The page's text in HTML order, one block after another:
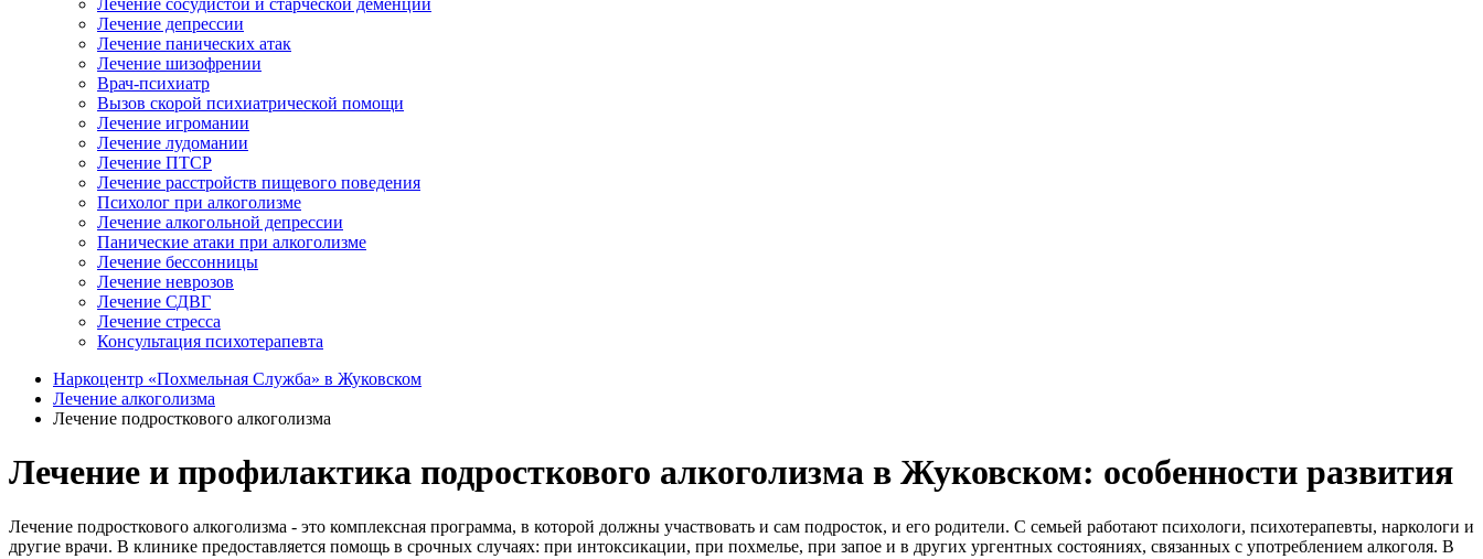
Лечение сосудистой и старческой деменции
Лечение депрессии
Лечение панических атак
Лечение шизофрении
Врач-психиатр
Вызов скорой психиатрической помощи
Лечение игромании
Лечение лудомании
Лечение ПТСР
Лечение расстройств пищевого поведения
Психолог при алкоголизме
Лечение алкогольной депрессии
Панические атаки при алкоголизме
Лечение бессонницы
Лечение неврозов
Лечение СДВГ
Лечение стресса
Консультация психотерапевта
Наркоцентр «Похмельная Служба» в Жуковском
Лечение алкоголизма
Лечение подросткового алкоголизма
Лечение и профилактика подросткового алкоголизма в Жуковском: особенности развития
Лечение подросткового алкоголизма - это комплексная программа, в которой должны участвовать и сам подросток, и его родители. С семьей работают психологи, психотерапевты, наркологи и
другие врачи. В клинике предоставляется помощь в срочных случаях: при интоксикации, при похмелье, при запое и в других ургентных состояниях, связанных с употреблением алкоголя. В